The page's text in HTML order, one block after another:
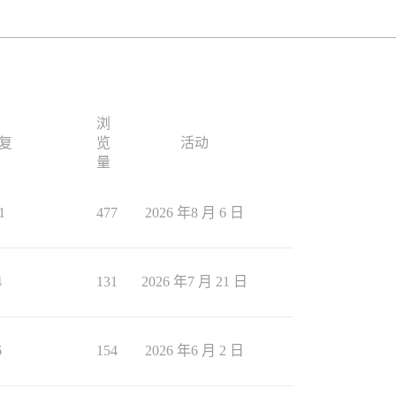
浏
览
量
活动
477 2026 年8 月 6 日
131 2026 年7 月 21 日
154 2026 年6 月 2 日